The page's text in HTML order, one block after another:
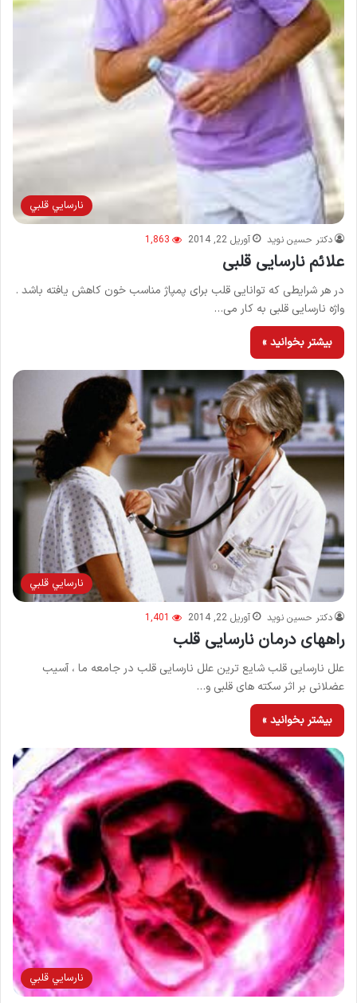
نارسايي قلبي
دکتر حسین نوید آوریل 22, 2014 1,863
علائم نارسایی قلبی
در هر شرایطی كه توانایی قلب برای پمپاژ مناسب خون كاهش یافته باشد .
واژه نارسایی قلبی به كار می…
بیشتر بخوانید »
نارسايي قلبي
دکتر حسین نوید آوریل 22, 2014 1,401
راههای درمان نارسایی قلب
علل نارسایی قلب شایع ترین علل نارسایی قلب در جامعه ما ، آسیب
عضلانی بر اثر سكته های قلبی و…
بیشتر بخوانید »
نارسايي قلبي